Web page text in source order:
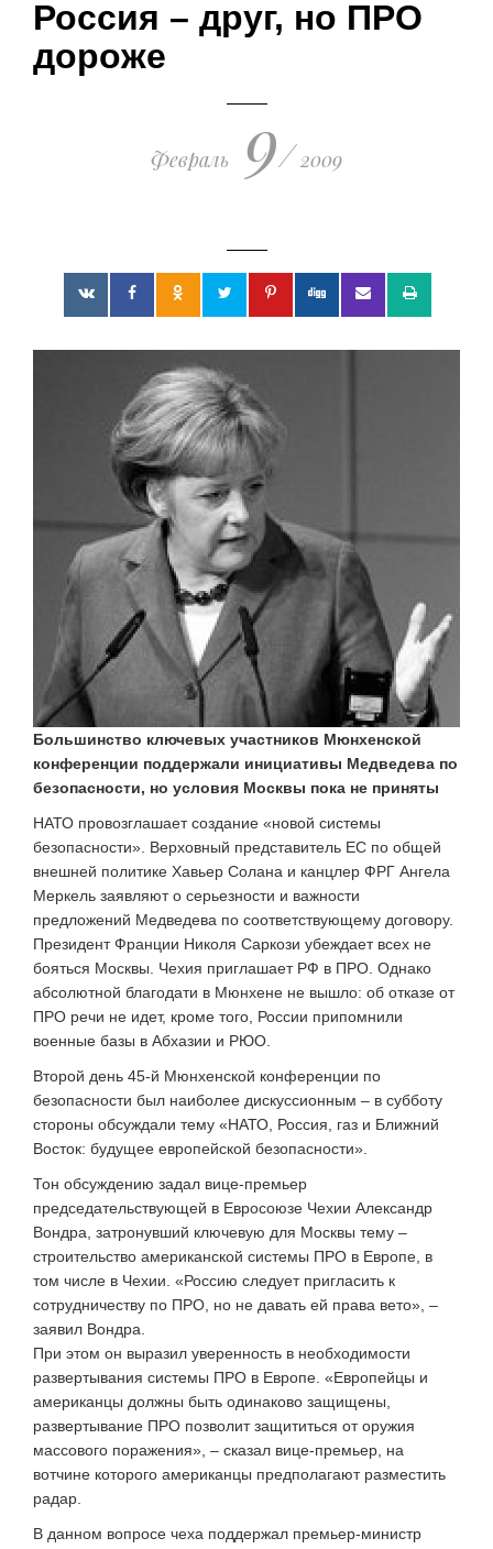
поражения киевских путчистов
Россия – друг, но ПРО
дороже
Февраль 9/ 2009
Большинство ключевых участников Мюнхенской
конференции поддержали инициативы Медведева по
безопасности, но условия Москвы пока не приняты
НАТО провозглашает создание «новой системы
безопасности». Верховный представитель ЕС по общей
внешней политике Хавьер Солана и канцлер ФРГ Ангела
Меркель заявляют о серьезности и важности
предложений Медведева по соответствующему договору.
Президент Франции Николя Саркози убеждает всех не
бояться Москвы. Чехия приглашает РФ в ПРО. Однако
абсолютной благодати в Мюнхене не вышло: об отказе от
ПРО речи не идет, кроме того, России припомнили
военные базы в Абхазии и РЮО.
Второй день 45-й Мюнхенской конференции по
безопасности был наиболее дискуссионным – в субботу
стороны обсуждали тему «НАТО, Россия, газ и Ближний
Восток: будущее европейской безопасности».
Тон обсуждению задал вице-премьер
председательствующей в Евросоюзе Чехии Александр
Вондра, затронувший ключевую для Москвы тему –
строительство американской системы ПРО в Европе, в
том числе в Чехии. «Россию следует пригласить к
сотрудничеству по ПРО, но не давать ей права вето», –
заявил Вондра.
При этом он выразил уверенность в необходимости
развертывания системы ПРО в Европе. «Европейцы и
американцы должны быть одинаково защищены,
развертывание ПРО позволит защититься от оружия
массового поражения», – сказал вице-премьер, на
вотчине которого американцы предполагают разместить
радар.
В данном вопросе чеха поддержал премьер-министр